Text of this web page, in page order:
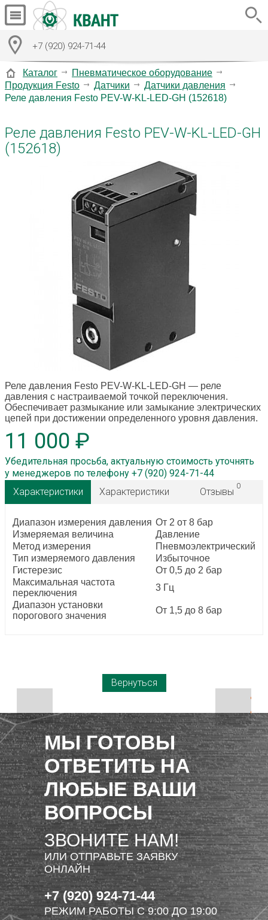
+7 (920) 924-71-44
Каталог
Пневматическое оборудование
Продукция Festo
Датчики
Датчики давления
Реле давления Festo PEV-W-KL-LED-GH (152618)
Реле давления Festo PEV-W-KL-LED-GH
(152618)
Реле давления Festo PEV-W-KL-LED-GH — реле
давления с настраиваемой точкой переключения.
Обеспечивает размыкание или замыкание электрических
цепей при достижении определенного уровня давления.
11 000 ₽
Убедительная просьба, актуальную стоимость уточнять
у менеджеров по телефону +7 (920) 924-71-44
Характеристики
Характеристики Отзывы
0
Диапазон измерения давления От 2 от 8 бар
Измеряемая величина
Давление
Метод измерения
Пневмоэлектрический
Тип измеряемого давления
Избыточное
Гистерезис
От 0,5 до 2 бар
Максимальная частота
переключения
3 Гц
Диапазон установки
порогового значения
От 1,5 до 8 бар
Вернуться
МЫ ГОТОВЫ
ОТВЕТИТЬ НА
ЛЮБЫЕ ВАШИ
ВОПРОСЫ
ЗВОНИТЕ НАМ!
ИЛИ ОТПРАВЬТЕ ЗАЯВКУ
ОНЛАЙН
+7 (920) 924-71-44
РЕЖИМ РАБОТЫ С 9:00 ДО 19:00